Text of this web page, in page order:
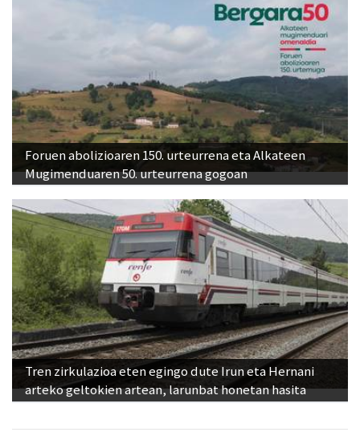
Foruen abolizioaren 150. urteurrena eta Alkateen
Mugimenduaren 50. urteurrena gogoan
Tren zirkulazioa eten egingo dute Irun eta Hernani
arteko geltokien artean, larunbat honetan hasita